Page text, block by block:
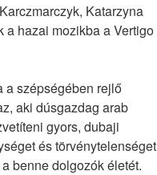
Katarzyna
a hazai mozikba a Vertigo
a szépségében rejlő
aki dúsgazdag arab
gyors, dubaji
és törvénytelenséget
benne dolgozók életét.